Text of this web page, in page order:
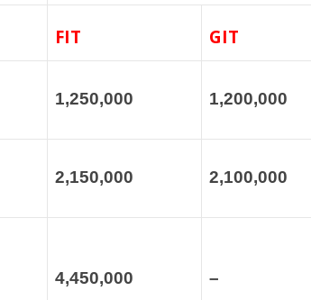
FIT GIT
1,250,000 1,200,000
2,150,000 2,100,000
4,450,000 –